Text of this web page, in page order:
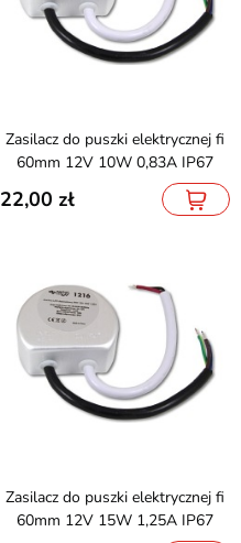
Zasilacz do puszki elektrycznej fi
60mm 12V 10W 0,83A IP67
22,00
Zasilacz do puszki elektrycznej fi
60mm 12V 15W 1,25A IP67